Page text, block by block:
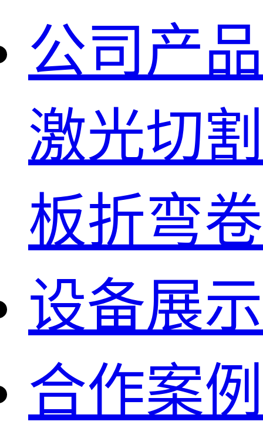
公司产品
激光切割
板折弯
设备展示
合作案例